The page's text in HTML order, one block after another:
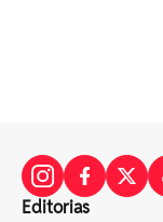
Editorias